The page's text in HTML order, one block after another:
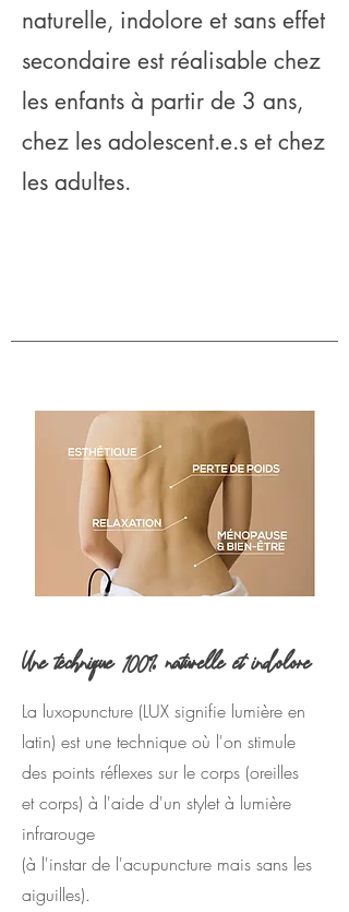
naturelle, indolore et sans effet
secondaire est réalisable chez
les enfants à partir de 3 ans,
chez les adolescent.e.s et chez
les adultes.
Une technique 100% naturelle et indolore
La luxopuncture (LUX signifie lumière en
latin) est une technique où l'on stimule
des points réflexes sur le corps (oreilles
et corps) à l'aide d'un stylet à lumière
infrarouge
(à l'instar de l'acupuncture mais sans les
aiguilles).